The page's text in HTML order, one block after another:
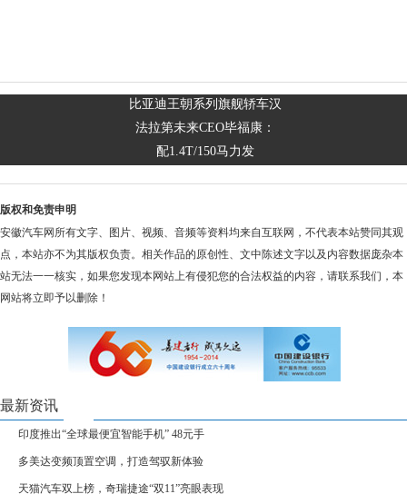
比亚迪王朝系列旗舰轿车汉
法拉第未来CEO毕福康：
配1.4T/150马力发
版权和免责申明
安徽汽车网所有文字、图片、视频、音频等资料均来自互联网，不代表本站赞同其观
点，本站亦不为其版权负责。相关作品的原创性、文中陈述文字以及内容数据庞杂本
站无法一一核实，如果您发现本网站上有侵犯您的合法权益的内容，请联系我们，本
网站将立即予以删除！
最新资讯
印度推出“全球最便宜智能手机” 48元手
多美达变频顶置空调，打造驾驭新体验
天猫汽车双上榜，奇瑞捷途“双11”亮眼表现